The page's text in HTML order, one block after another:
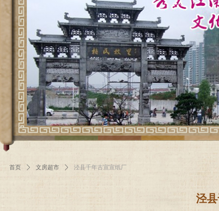
首页 ꄲ 文房超市 ꄲ 泾县千年古宣宣纸厂
泾